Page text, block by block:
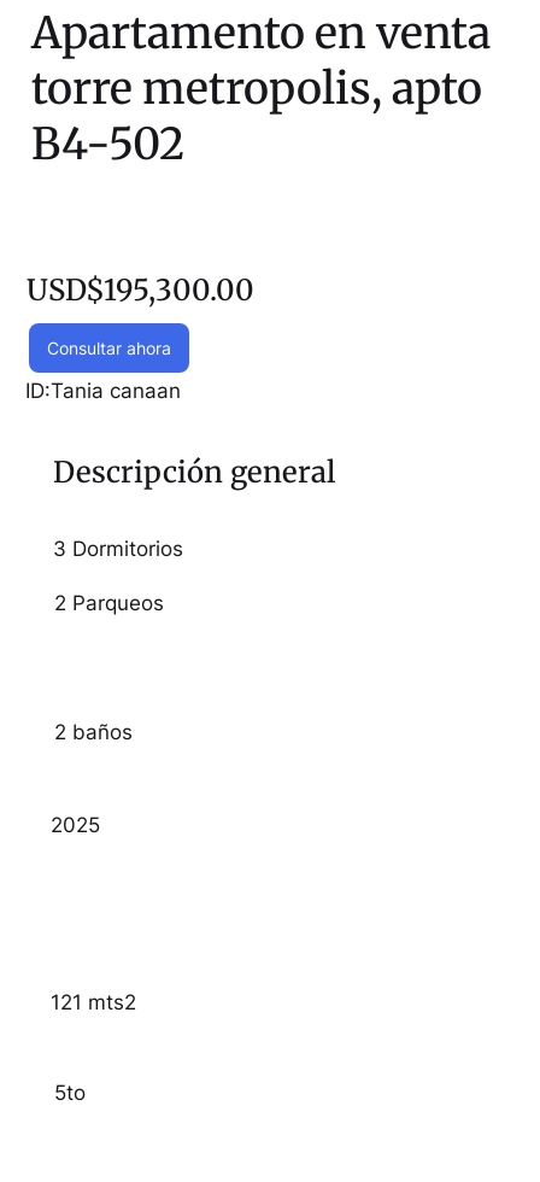
Apartamento en venta
torre metropolis, apto
B4-502
Consultar ahora
USD$195,300.00
ID:Tania canaan
Descripción general
3 Dormitorios
2 baños
121 mts2
2 Parqueos
2025
5to